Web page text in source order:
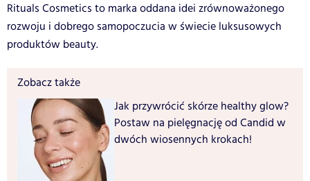
Rituals Cosmetics to marka oddana idei zrównoważonego
rozwoju i dobrego samopoczucia w świecie luksusowych
produktów beauty.
Zobacz także
Jak przywrócić skórze healthy glow?
Postaw na pielęgnację od Candid w
dwóch wiosennych krokach!